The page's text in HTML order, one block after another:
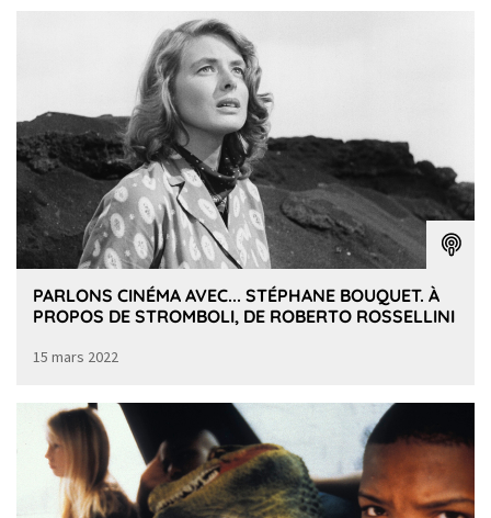
PARLONS CINÉMA AVEC... STÉPHANE BOUQUET. À
PROPOS DE STROMBOLI, DE ROBERTO ROSSELLINI
15 mars 2022